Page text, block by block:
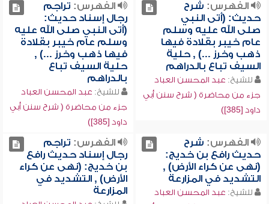
الفهرس: شرح
حديث: (أتى النبي
صلى الله عليه وسلم
عام خيبر بقلادة فيها
ذهب وخرز ...) , حلية
السيف تباع بالدراهم
للشيخ: عبد المحسن العباد
جزء من محاضرة ( شرح سنن أبي
داود [385])
الفهرس: تراجم
رجال إسناد حديث:
(أتى النبي صلى الله عليه
وسلم عام خيبر بقلادة
فيها ذهب وخرز ...) ,
حلية السيف تباع
بالدراهم
للشيخ: عبد المحسن العباد
جزء من محاضرة ( شرح سنن أبي
داود [385])
الفهرس: شرح
حديث رافع بن خديج:
(نهى عن كراء الأرض) ,
التشديد في المزارعة
للشيخ: عبد المحسن العباد
الفهرس: تراجم
رجال إسناد حديث رافع
بن خديج: (نهى عن كراء
الأرض) , التشديد في
المزارعة